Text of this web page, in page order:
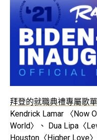
拜登的就職典禮專屬歌單
Kendrick Lamar 〈Now
World〉、 Dua Lipa〈
Houston〈Higher Love